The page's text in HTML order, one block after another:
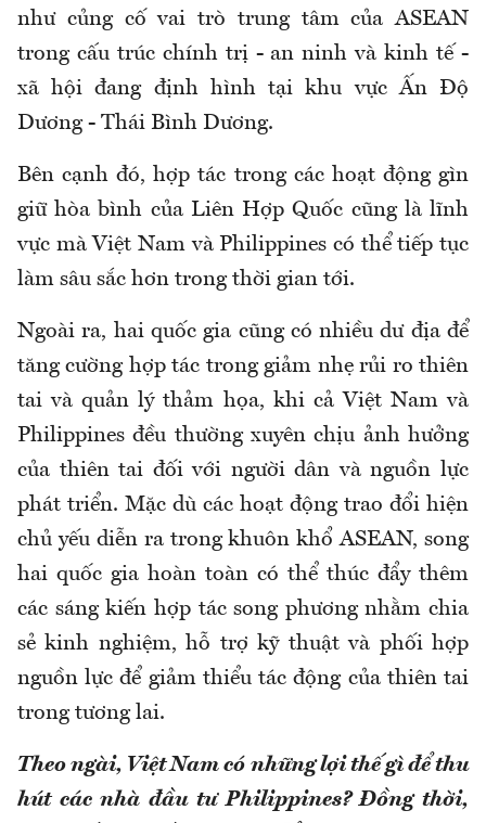
như củng cố vai trò trung tâm của ASEAN
trong cấu trúc chính trị - an ninh và kinh tế -
xã hội đang định hình tại khu vực Ấn Độ
Dương - Thái Bình Dương.
Bên cạnh đó, hợp tác trong các hoạt động gìn
giữ hòa bình của Liên Hợp Quốc cũng là lĩnh
vực mà Việt Nam và Philippines có thể tiếp tục
làm sâu sắc hơn trong thời gian tới.
Ngoài ra, hai quốc gia cũng có nhiều dư địa để
tăng cường hợp tác trong giảm nhẹ rủi ro thiên
tai và quản lý thảm họa, khi cả Việt Nam và
Philippines đều thường xuyên chịu ảnh hưởng
của thiên tai đối với người dân và nguồn lực
phát triển. Mặc dù các hoạt động trao đổi hiện
chủ yếu diễn ra trong khuôn khổ ASEAN, song
hai quốc gia hoàn toàn có thể thúc đẩy thêm
các sáng kiến hợp tác song phương nhằm chia
sẻ kinh nghiệm, hỗ trợ kỹ thuật và phối hợp
nguồn lực để giảm thiểu tác động của thiên tai
trong tương lai.
Theo ngài, Việt Nam có những lợi thế gì để thu
hút các nhà đầu tư Philippines? Đồng thời,